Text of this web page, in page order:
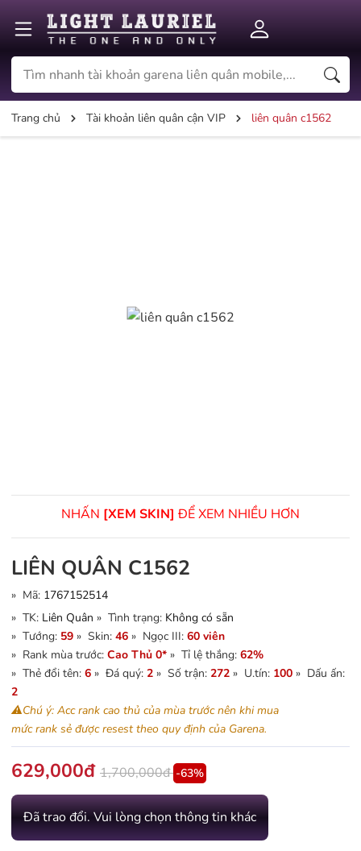
Trang chủ Tài khoản liên quân cận VIP liên quân c1562
NHẤN [XEM SKIN] ĐỂ XEM NHIỀU HƠN
LIÊN QUÂN C1562
» Mã: 1767152514
» TK: Liên Quân » Tình trạng: Không có sẵn
» Tướng: 59 » Skin: 46 » Ngọc III: 60 viên
» Rank mùa trước: Cao Thủ 0* » Tỉ lệ thắng: 62%
» Thẻ đổi tên: 6 » Đá quý: 2 » Số trận: 272 » U.tín: 100 » Dấu ấn:
2
⚠️Chú ý: Acc rank cao thủ của mùa trước nên khi mua
mức rank sẻ được resest theo quy định của Garena.
629,000đ 1,700,000đ -63%
Đã trao đổi. Vui lòng chọn thông tin khác